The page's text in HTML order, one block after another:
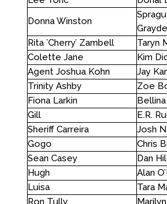
Donna Winston
Rita ’Cherry’ Zambell
Taryn
Colette Jane
Kim
Agent Joshua Kohn
Jay
Trinity Ashby
Zoe
Fiona Larkin
Gill
E.R.
Sheriff Carreira
Josh
Gogo
Chris
Sean Casey
Dan
Hugh
Alan
Luisa
Tara
Ron Tully